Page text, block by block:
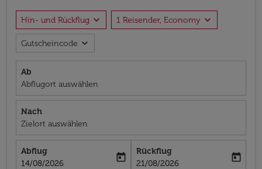
Hin- und Rückflug expand_more 1 Reisender, Economy expand_more
Gutscheincode expand_more
Ab
Abflugort auswählen
Nach
Zielort auswählen
Abflug
fc-booking-departure-date-aria-label
14/08/2026
today
Rückflug
fc-booking-return-date-aria-label
21/08/2026
today